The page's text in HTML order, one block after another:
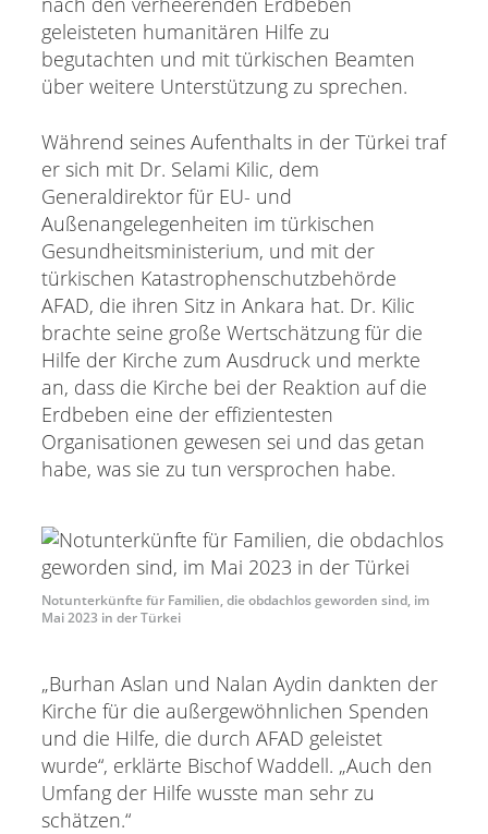
geleisteten humanitären Hilfe zu
begutachten und mit türkischen Beamten
über weitere Unterstützung zu sprechen.
Während seines Aufenthalts in der Türkei traf
er sich mit Dr. Selami Kilic, dem
Generaldirektor für EU- und
Außenangelegenheiten im türkischen
Gesundheitsministerium, und mit der
türkischen Katastrophenschutzbehörde
AFAD, die ihren Sitz in Ankara hat. Dr. Kilic
brachte seine große Wertschätzung für die
Hilfe der Kirche zum Ausdruck und merkte
an, dass die Kirche bei der Reaktion auf die
Erdbeben eine der effizientesten
Organisationen gewesen sei und das getan
habe, was sie zu tun versprochen habe.
Notunterkünfte für Familien, die obdachlos geworden sind, im
Mai 2023 in der Türkei
„Burhan Aslan und Nalan Aydin dankten der
Kirche für die außergewöhnlichen Spenden
und die Hilfe, die durch AFAD geleistet
wurde“, erklärte Bischof Waddell. „Auch den
Umfang der Hilfe wusste man sehr zu
schätzen.“